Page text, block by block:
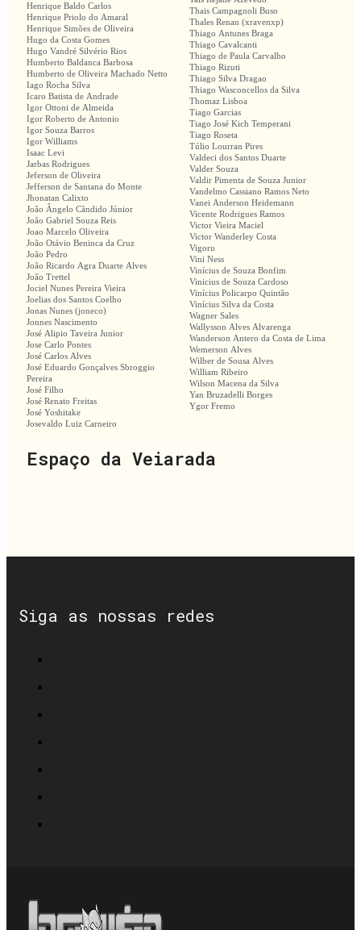
Henrique Baldo Carlos
Henrique Priolo do Amaral
Henrique Simões de Oliveira
Hugo da Costa Gomes
Hugo Vandré Silvério Rios
Humberto Baldanca Barbosa
Humberto de Oliveira Machado Netto
Iago Rocha Silva
Icaro Batista de Andrade
Igor Ottoni de Almeida
Igor Roberto de Antonio
Igor Souza Barros
Igor Williams
Isaac Levi
Jarbas Rodrigues
Jeferson de Oliveira
Jefferson de Santana do Monte
Jhonatan Calixto
João Ângelo Cândido Júnior
João Gabriel Souza Reis
Joao Marcelo Oliveira
João Otávio Beninca da Cruz
João Pedro
João Ricardo Agra Duarte Alves
João Trettel
Jociel Nunes Pereira Vieira
Joelias dos Santos Coelho
Jonas Nunes (joneco)
Jonnes Nascimento
José Alipio Taveira Junior
Jose Carlo Pontes
José Carlos Alves
José Eduardo Gonçalves Sbroggio
Pereira
José Filho
José Renato Freitas
José Yoshitake
Josevaldo Luiz Carneiro
Thais Campagnoli Buso
Thales Renan (xravenxp)
Thiago Antunes Braga
Thiago Cavalcanti
Thiago de Paula Carvalho
Thiago Rizuti
Thiago Silva Dragao
Thiago Wasconcellos da Silva
Thomaz Lisboa
Tiago Garcias
Tiago José Kich Temperani
Tiago Roseta
Túlio Lourran Pires
Valdeci dos Santos Duarte
Valder Souza
Valdir Pimenta de Souza Junior
Vandelmo Cassiano Ramos Neto
Vanei Anderson Heidemann
Vicente Rodrigues Ramos
Victor Vieira Maciel
Victor Wanderley Costa
Vigoru
Vini Ness
Vinícius de Souza Bonfim
Vinicius de Souza Cardoso
Vinícius Policarpo Quintão
Vinícius Silva da Costa
Wagner Sales
Wallysson Alves Alvarenga
Wanderson Antero da Costa de Lima
Wemerson Alves
Wilber de Sousa Alves
William Ribeiro
Wilson Macena da Silva
Yan Bruzadelli Borges
Ygor Fremo
Espaço da Veiarada
Siga as nossas redes